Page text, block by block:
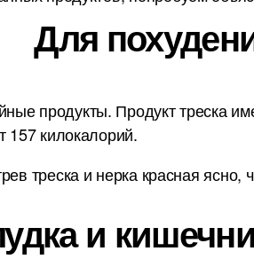
Для
продукты. Продукт треска
157 килокалорий.
треска и нерка красная ясно,
и